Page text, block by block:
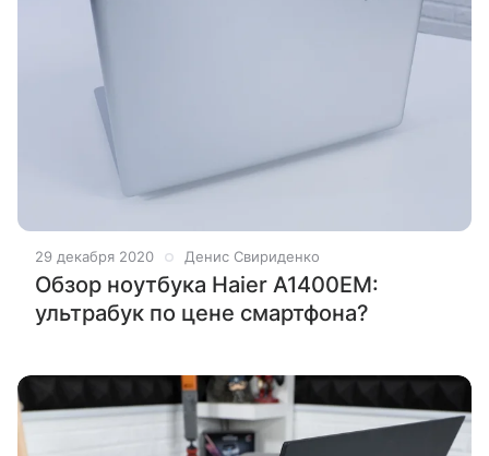
29 декабря 2020 Денис Свириденко
Обзор ноутбука Haier A1400EM:
ультрабук по цене смартфона?